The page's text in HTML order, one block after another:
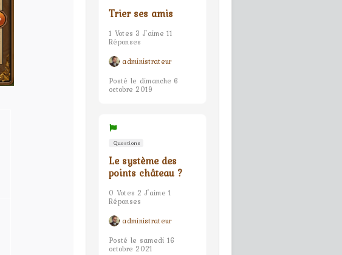
Trier ses amis
1 Votes 3 J'aime 11
Réponses
administrateur
Posté le dimanche 6
octobre 2019
Questions
Le système des
points château ?
0 Votes 2 J'aime 1
Réponses
administrateur
Posté le samedi 16
octobre 2021